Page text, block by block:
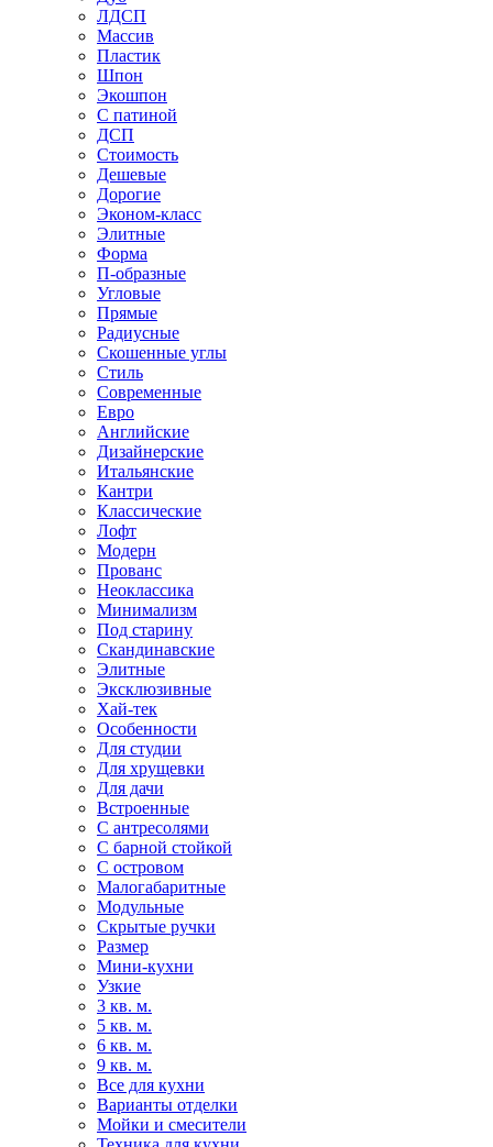
ЛДСП
Массив
Пластик
Шпон
Экошпон
С патиной
ДСП
Стоимость
Дешевые
Дорогие
Эконом-класс
Элитные
Форма
П-образные
Угловые
Прямые
Радиусные
Скошенные углы
Стиль
Современные
Евро
Английские
Дизайнерские
Итальянские
Кантри
Классические
Лофт
Модерн
Прованс
Неоклассика
Минимализм
Под старину
Скандинавские
Элитные
Эксклюзивные
Хай-тек
Особенности
Для студии
Для хрущевки
Для дачи
Встроенные
С антресолями
С барной стойкой
С островом
Малогабаритные
Модульные
Скрытые ручки
Размер
Мини-кухни
Узкие
3 кв. м.
5 кв. м.
6 кв. м.
9 кв. м.
Все для кухни
Варианты отделки
Мойки и смесители